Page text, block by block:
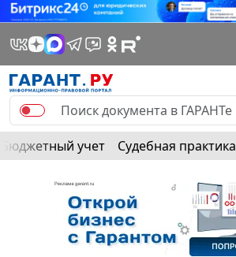
Бюджетный учет Судебная практика